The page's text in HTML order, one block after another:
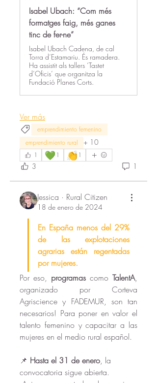
Isabel Ubach: “Com més
formatges faig, més ganes
tinc de fer-ne”
Isabel Ubach Cadena, de cal
Torra d’Estamariu. És ramadera.
Ha assistit als tallers ‘Tastet
d’Oficis’ que organitza la
Fundació Planes Corts.
Ver más
emprendimiento femenino
emprendimiento rural
+ 10
1 💚 1 👏 1
3 1
Jessica · Rural Citizen
18 de enero de 2024
En España menos del 29%
de las explotaciones
agrarias están regentadas
por mujeres.
Por eso, programas como TalentA,
organizado por Corteva
Agriscience y FADEMUR, son tan
necesarios! Para poner en valor el
talento femenino y capacitar a las
mujeres en el medio rural español.
📌 Hasta el 31 de enero, la
convocatoria sigue abierta.